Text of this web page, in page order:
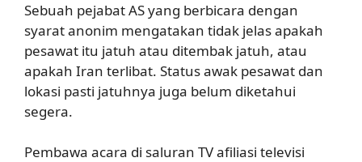
Sebuah pejabat AS yang berbicara dengan
syarat anonim mengatakan tidak jelas apakah
pesawat itu jatuh atau ditembak jatuh, atau
apakah Iran terlibat. Status awak pesawat dan
lokasi pasti jatuhnya juga belum diketahui
segera.
Pembawa acara di saluran TV afiliasi televisi